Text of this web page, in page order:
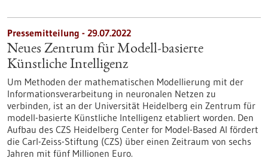
Pressemitteilung - 29.07.2022
Neues Zentrum für Modell-basierte
Künstliche Intelligenz
Um Methoden der mathematischen Modellierung mit der
Informationsverarbeitung in neuronalen Netzen zu
verbinden, ist an der Universität Heidelberg ein Zentrum für
modell-basierte Künstliche Intelligenz etabliert worden. Den
Aufbau des CZS Heidelberg Center for Model-Based AI fördert
die Carl-Zeiss-Stiftung (CZS) über einen Zeitraum von sechs
Jahren mit fünf Millionen Euro.